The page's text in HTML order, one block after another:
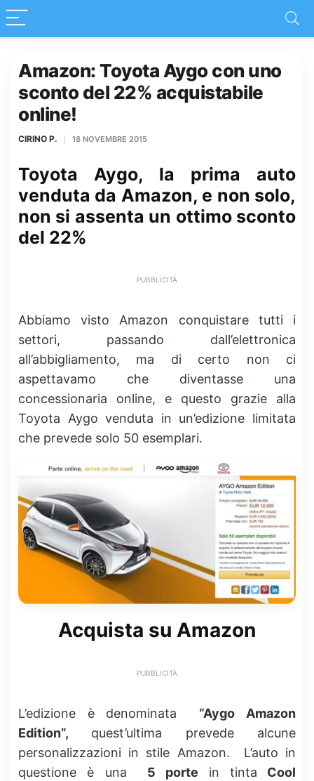
Amazon: Toyota Aygo con uno
sconto del 22% acquistabile
online!
CIRINO P. 18 NOVEMBRE 2015
Toyota Aygo, la prima auto
venduta da Amazon, e non solo,
non si assenta un ottimo sconto
del 22%
PUBBLICITÀ
Abbiamo visto Amazon conquistare tutti i
settori, passando dall’elettronica
all’abbigliamento, ma di certo non ci
aspettavamo che diventasse una
concessionaria online, e questo grazie alla
Toyota Aygo venduta in un’edizione limitata
che prevede solo 50 esemplari.
Acquista su Amazon
PUBBLICITÀ
L’edizione è denominata
“Aygo Amazon
Edition”, quest’ultima prevede alcune
personalizzazioni in stile Amazon. L’auto in
questione è una
5 porte in tinta Cool